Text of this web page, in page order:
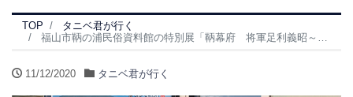
TOP
タニベ君が行く
福山市鞆の浦民俗資料館の特別展「鞆幕府 将軍足利義昭～瀬戸内・海城・水軍～」～タニベ君が行く～
11/12/2020 タニベ君が行く